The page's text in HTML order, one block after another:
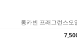
통카빈 프래그런스오